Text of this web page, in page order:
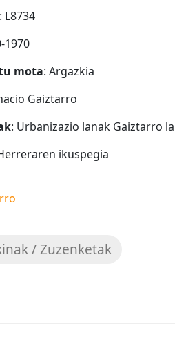
: L8734
1970
mota: Argazkia
Gaiztarro
: Urbanizazio lanak Gaiztarro
ikuspegia
/ Zuzenketak